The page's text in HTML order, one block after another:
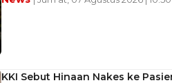
KKI Sebut Hinaan Nakes ke